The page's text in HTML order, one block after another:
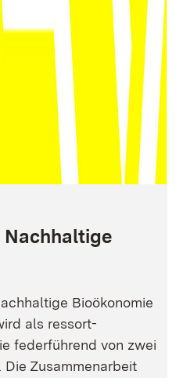
Nachhaltige
Bioökonomie
als ressort-
federführend von zwei
Zusammenarbeit